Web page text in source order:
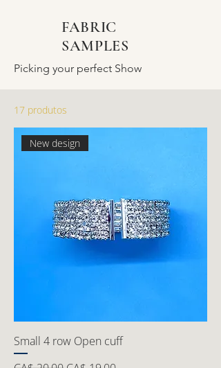
FABRIC
SAMPLES
Picking your perfect Show
17 produtos
New design
Small 4 row Open cuff